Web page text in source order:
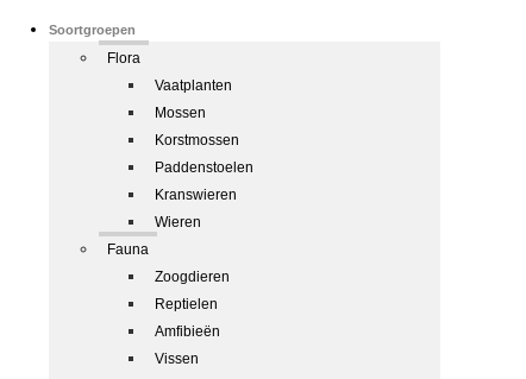
Soortgroepen
Flora
Vaatplanten
Mossen
Korstmossen
Paddenstoelen
Kranswieren
Wieren
Fauna
Zoogdieren
Reptielen
Amfibieën
Vissen